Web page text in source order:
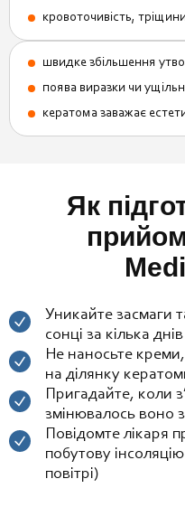
кровоточивість,
швидке збільшення
поява виразки чи
кератома заважає
Як
Уникайте засмаги
сонці за кілька
Не наносьте креми,
на ділянку
Пригадайте, коли
змінювалось воно
Повідомте лікаря
побутову
повітрі)